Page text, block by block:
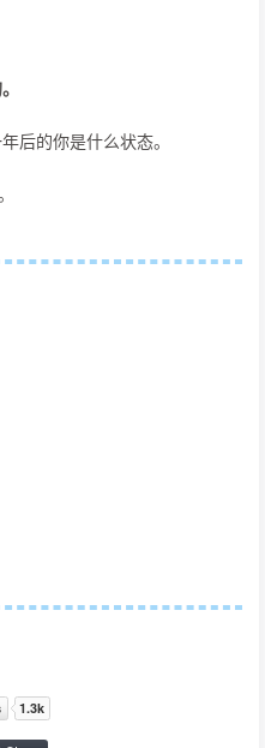
后的你是什么状态。